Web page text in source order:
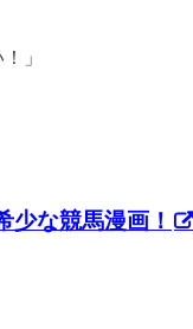
」
少な競馬漫画！